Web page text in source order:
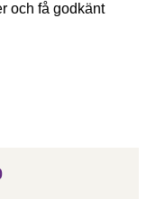
gillar inlägget
och få godkänt